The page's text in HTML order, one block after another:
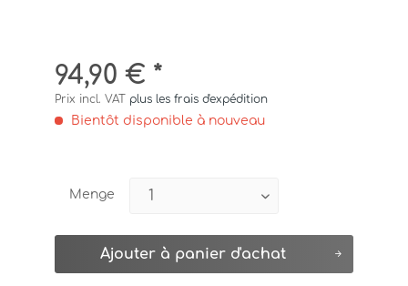
94,90 € *
Prix incl. VAT plus les frais d'expédition
Bientôt disponible à nouveau
Menge
Ajouter à panier d'achat